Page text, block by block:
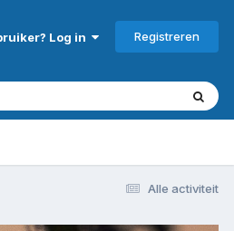
Log in Registreren
Alle activiteit